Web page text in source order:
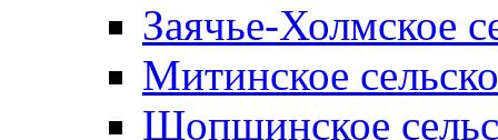
Заячье-Холмское
Митинское
Шопшинское